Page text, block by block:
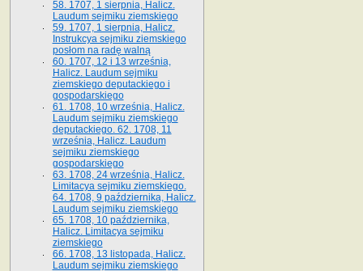
58. 1707, 1 sierpnia, Halicz.
Laudum sejmiku ziemskiego
59. 1707, 1 sierpnia, Halicz.
Instrukcya sejmiku ziemskiego
posłom na radę walną
60. 1707, 12 i 13 września,
Halicz. Laudum sejmiku
ziemskiego deputackiego i
gospodarskiego
61. 1708, 10 września, Halicz.
Laudum sejmiku ziemskiego
deputackiego. 62. 1708, 11
września, Halicz. Laudum
sejmiku ziemskiego
gospodarskiego
63. 1708, 24 września, Halicz.
Limitacya sejmiku ziemskiego.
64. 1708, 9 października, Halicz.
Laudum sejmiku ziemskiego
65­. 1708, 10 października,
Halicz. Limitacya sejmiku
ziemskiego
66. 1708, 13 listopada, Halicz.
Laudum sejmiku ziemskiego